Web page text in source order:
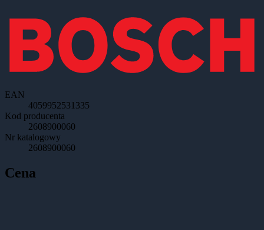
EAN
4059952531335
Kod producenta
2608900060
Nr katalogowy
2608900060
Cena